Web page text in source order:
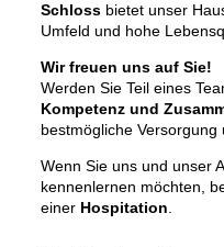
Schloss bietet unser
Umfeld und hohe
Wir freuen uns auf Sie!
Werden Sie Teil eines
Kompetenz und
bestmögliche Versorgung
Wenn Sie uns und unser
kennenlernen möchten,
einer Hospitation